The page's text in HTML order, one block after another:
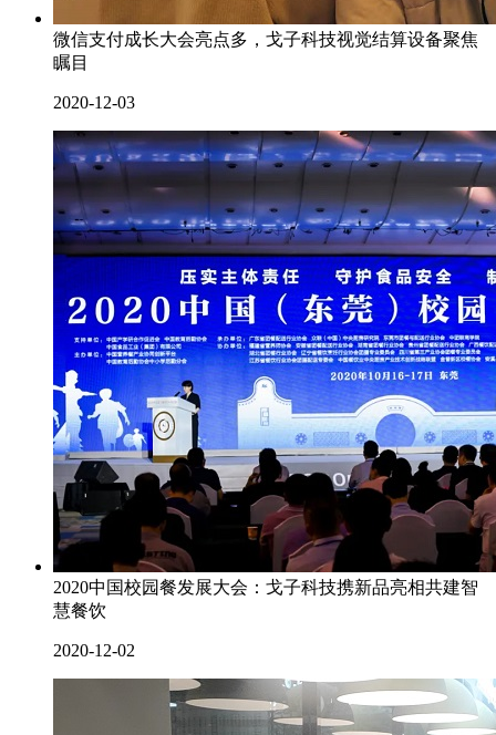
微信支付成长大会亮点多，戈子科技视觉结算设备聚焦
瞩目
2020-12-03
2020中国校园餐发展大会：戈子科技携新品亮相共建智
慧餐饮
2020-12-02